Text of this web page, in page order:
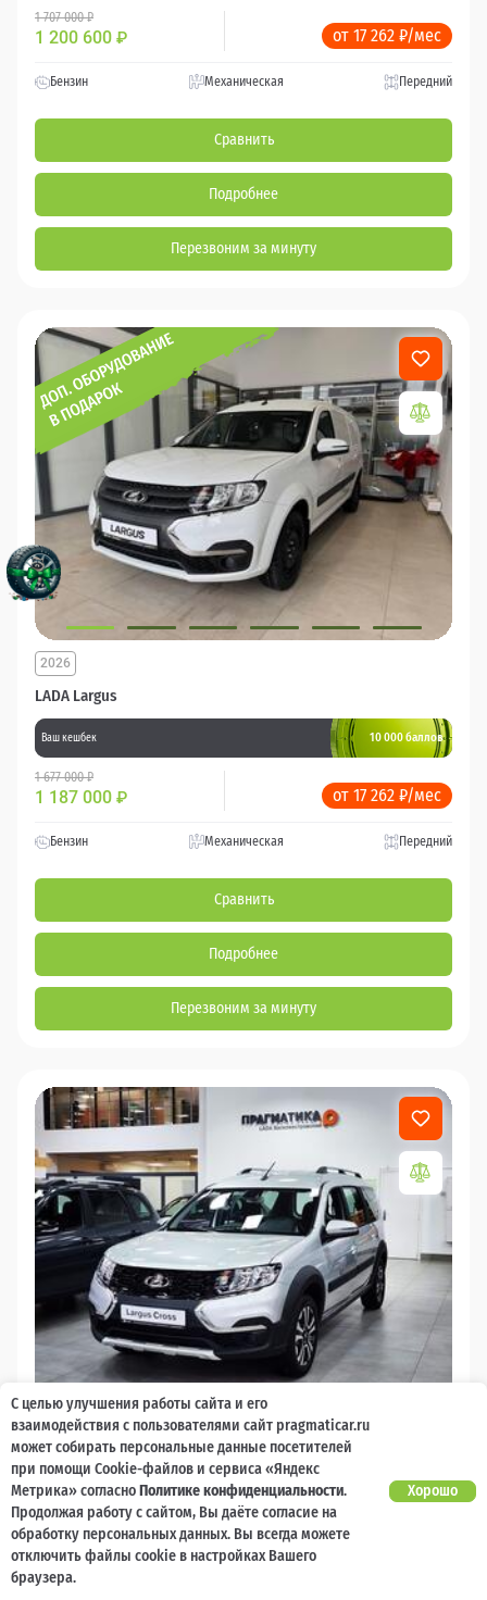
1 707 000 ₽
1 200 600 ₽ от 17 262 ₽/мес
Бензин Механическая Передний
Сравнить
Подробнее
Перезвоним за минуту
LADA Largus
2026
Ваш кешбек 10 000 баллов
1 677 000 ₽
1 187 000 ₽ от 17 262 ₽/мес
Бензин Механическая Передний
Сравнить
Подробнее
Перезвоним за минуту
LADA Largus
2026
Ваш кешбек 10 000 баллов
2 017 000 ₽
1 477 600₽
С целью улучшения работы сайта и его
взаимодействия с пользователями сайт pragmaticar.ru
может собирать персональные данные посетителей
при помощи Cookie-файлов и сервиса «Яндекс
Метрика» согласноПолитике конфиденциальности.
Продолжая работу с сайтом, Вы даёте согласие на
обработку персональных данных. Вы всегда можете
отключить файлы cookie в настройках Вашего
браузера.
Хорошо